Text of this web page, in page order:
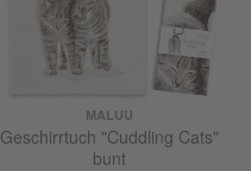
MALUU
Geschirrtuch "Cuddling Cats"
bunt